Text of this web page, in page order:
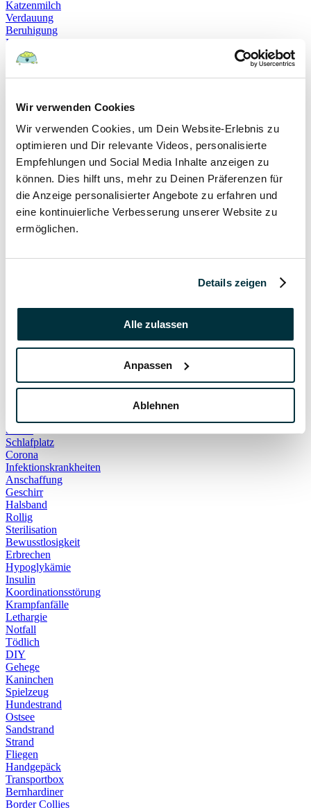
Wir verwenden Cookies
Wir verwenden Cookies, um Dein Website-Erlebnis zu
optimieren und Dir relevante Videos, personalisierte
Empfehlungen und Social Media Inhalte anzeigen zu
können. Dies hilft uns, mehr zu Deinen Präferenzen für
die Anzeige personalisierter Angebote zu erfahren und
eine kontinuierliche Verbesserung unserer Website zu
ermöglichen.
Details zeigen
Alle zulassen
Anpassen
Ablehnen
Katzenmilch
Verdauung
Beruhigung
Katzenverhalten
Schnurren
Selbstheilung
Gehorsam
Hundeführerschein
Sachkundenachweis
Sozialverträglichkeit
Bloodhound
Hundesport
Mantrailing
Rettungshund
Schweißhund
exzessives Lecken
Katzenspielzeug
Leinenführigkeit
Leinenpflicht
Schlaf
Schlafplatz
Corona
Infektionskrankheiten
Anschaffung
Geschirr
Halsband
Rollig
Sterilisation
Bewusstlosigkeit
Erbrechen
Hypoglykämie
Insulin
Koordinationsstörung
Krampfanfälle
Lethargie
Notfall
Tödlich
DIY
Gehege
Kaninchen
Spielzeug
Hundestrand
Ostsee
Sandstrand
Strand
Fliegen
Handgepäck
Transportbox
Bernhardiner
Border Collies